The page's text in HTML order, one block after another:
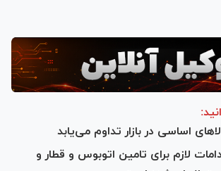
اساسی در بازار تداوم می‌یابد
لازم برای تامین اتوبوس و قطار و